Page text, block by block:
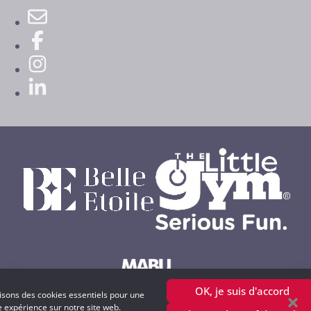
des cookies essentiels pour une
expérience sur notre site web.
OK, je suis d'accord
Powered by MABU Concepts S.A.